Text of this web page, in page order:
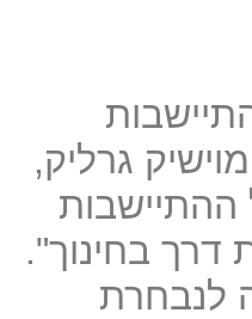
גרליק,
ההתיישבות
דרך בחינוך".
לנבחרת